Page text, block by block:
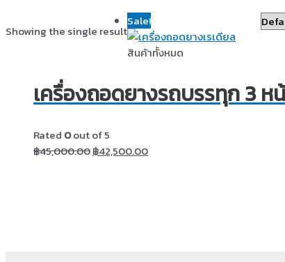
Showing the single result
Sale!
สินค้าทั้งหมด
เครื่องถอดยางรถบรรทุก 3 ห
Rated 0out of 5
฿45,000.00฿42,500.00